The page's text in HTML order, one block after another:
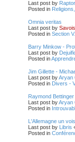
Last post by Raptor
Posted in
Omnia veritas
Last post by
Posted in Section
Barry Minkow -
Last post by
Posted in
Jim Gillette -
Last post byAryan
Posted in Divers -
Raymond
Last post byAryan
Posted in
L'Allemagne un
Last post by Libris
Posted in